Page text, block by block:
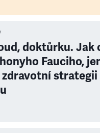
doktůrku. Jak
Fauciho,
strategii